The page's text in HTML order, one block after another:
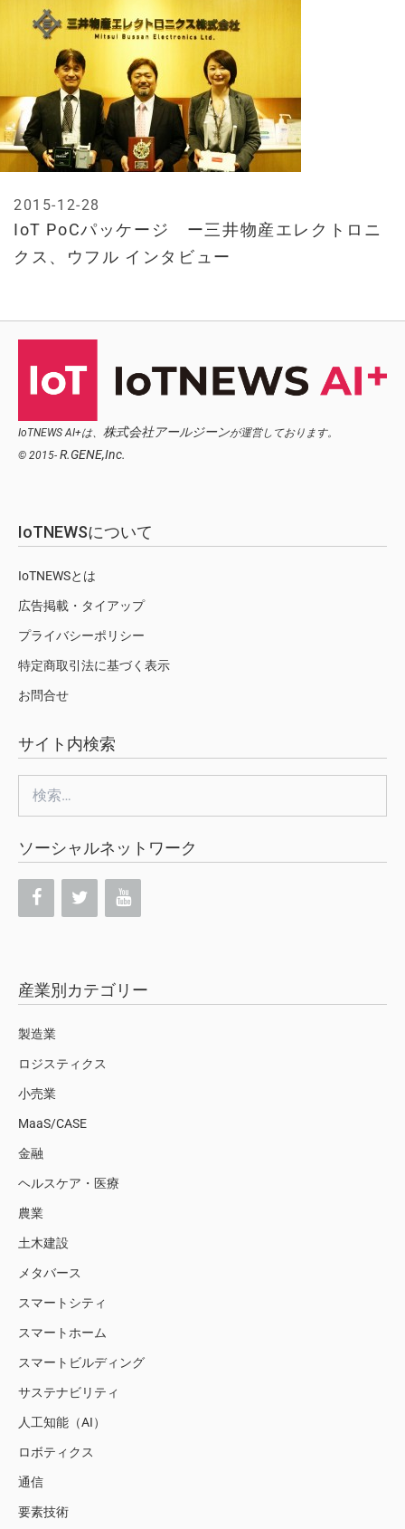
IoT PoCパッケージ ー三井物産エレクトロニ
クス、ウフル インタビュー
2015-12-28
IoTNEWS AI+は、 株式会社アールジーンが運営しております。
© 2015- R.GENE,Inc.
IoTNEWSについて
IoTNEWSとは
広告掲載・タイアップ
プライバシーポリシー
特定商取引法に基づく表示
お問合せ
サイト内検索
索:
ソーシャルネットワーク
産業別カテゴリー
製造業
ロジスティクス
小売業
MaaS/CASE
金融
ヘルスケア・医療
農業
土木建設
メタバース
スマートシティ
スマートホーム
スマートビルディング
サステナビリティ
人工知能（AI）
ロボティクス
通信
要素技術